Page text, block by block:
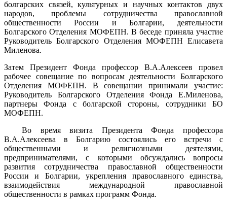
болгарских связей, культурных и научных контактов двух
народов, проблемы сотрудничества православной
общественности России и Болгарии, деятельности
Болгарского Отделения МОФЕПН. В беседе приняла участие
Руководитель Болгарского Отделения МОФЕПН Елисавета
Миленова.
Затем Президент Фонда профессор В.А.Алексеев провел
рабочее совещание по вопросам деятельности Болгарского
Отделения МОФЕПН. В совещании принимали участие:
Руководитель Болгарского Отделения Фонда Е.Миленова,
партнеры Фонда с болгарской стороны, сотрудники БО
МОФЕПН.
Во время визита Президента Фонда профессора
В.А.Алексеева в Болгарию состоялись его встречи с
общественными и религиозными деятелями,
предпринимателями, с которыми обсуждались вопросы
развития сотрудничества православной общественности
России и Болгарии, укрепления православного единства,
взаимодействия международной православной
общественности в рамках программ Фонда.